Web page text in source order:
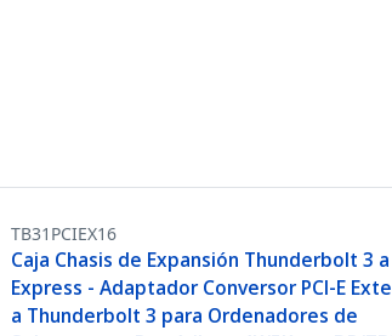
TB31PCIEX16
Caja Chasis de Expansión Thunderbolt 3 a
Express - Adaptador Conversor PCI-E
a Thunderbolt 3 para Ordenadores de